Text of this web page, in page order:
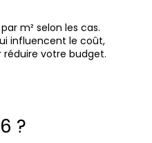
m² selon les cas.
influencent le coût,
réduire votre budget.
?